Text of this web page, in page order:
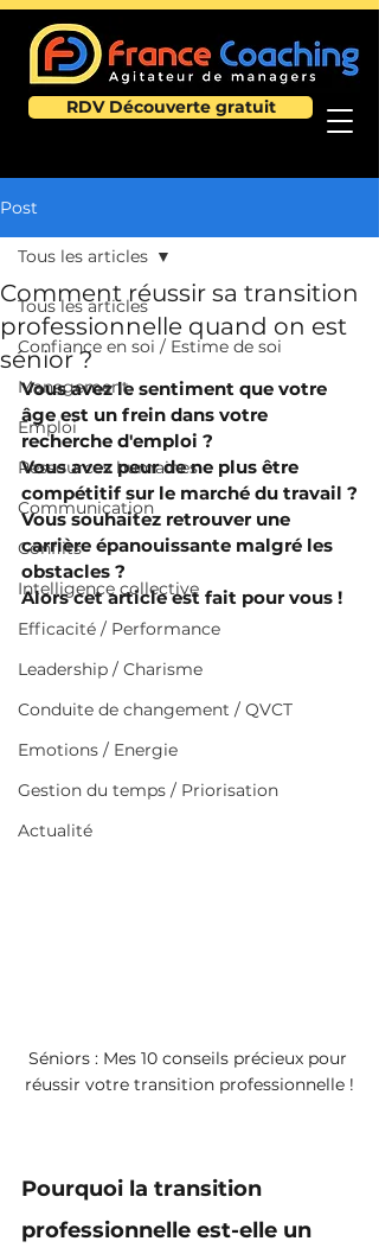
RDV Découverte gratuit
Post
Tous les articles
Confiance en soi / Estime de soi
Management
Emploi
Ressources humaines
Communication
Conflits
Intelligence collective
Efficacité / Performance
Leadership / Charisme
Conduite de changement / QVCT
Emotions / Energie
Gestion du temps / Priorisation
Actualité
Tous les articles
Comment réussir sa transition
professionnelle quand on est
sénior ?
Vous avez le sentiment que votre
âge est un frein dans votre
recherche d'emploi ?
Vous avez peur de ne plus être
compétitif sur le marché du travail ?
Vous souhaitez retrouver une
carrière épanouissante malgré les
obstacles ?
Alors cet article est fait pour vous !
Séniors : Mes 10 conseils précieux pour
réussir votre transition professionnelle !
Pourquoi la transition
professionnelle est-elle un